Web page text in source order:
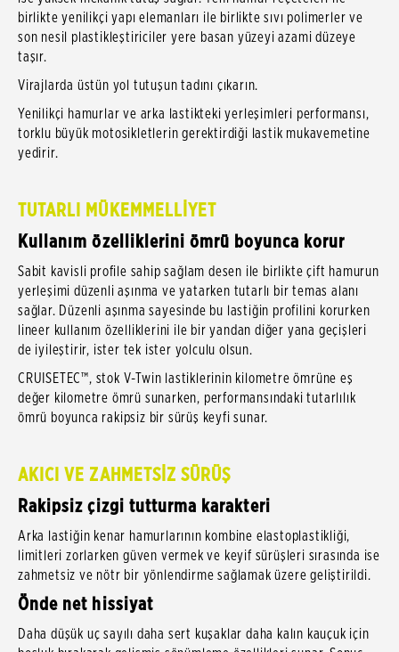
birlikte yenilikçi yapı elemanları ile birlikte sıvı polimerler ve
son nesil plastikleştiriciler yere basan yüzeyi azami düzeye
taşır.
Virajlarda üstün yol tutuşun tadını çıkarın.
Yenilikçi hamurlar ve arka lastikteki yerleşimleri performansı,
torklu büyük motosikletlerin gerektirdiği lastik mukavemetine
TUTARLI MÜKEMMELLİYET
Kullanım özelliklerini ömrü boyunca korur
Sabit kavisli profile sahip sağlam desen ile birlikte çift hamurun
yerleşimi düzenli aşınma ve yatarken tutarlı bir temas alanı
sağlar. Düzenli aşınma sayesinde bu lastiğin profilini korurken
lineer kullanım özelliklerini ile bir yandan diğer yana geçişleri
de iyileştirir, ister tek ister yolculu olsun.
CRUISETEC™, stok V-Twin lastiklerinin kilometre ömrüne eş
değer kilometre ömrü sunarken, performansındaki tutarlılık
ömrü boyunca rakipsiz bir sürüş keyfi sunar.
AKICI VE ZAHMETSİZ SÜRÜŞ
Rakipsiz çizgi tutturma karakteri
Arka lastiğin kenar hamurlarının kombine elastoplastikliği,
limitleri zorlarken güven vermek ve keyif sürüşleri sırasında ise
zahmetsiz ve nötr bir yönlendirme sağlamak üzere geliştirildi.
Önde net hissiyat
Daha düşük uç sayılı daha sert kuşaklar daha kalın kauçuk için